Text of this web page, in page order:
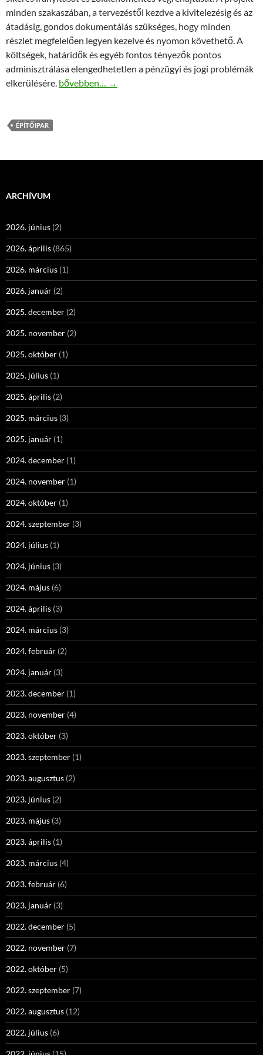
minden szakaszában, a tervezéstől kezdve a kivitelezésig és az
átadásig, gondos dokumentálás szükséges, hogy minden
részlet megfelelően legyen kezelve és nyomon követhető. A
költségek, határidők és egyéb fontos tényezők pontos
adminisztrálása elengedhetetlen a pénzügyi és jogi problémák
elkerülésére. Építőipari beruházások lebonyolítása: A siker
bővebben… →
ÉPÍTŐIPAR
ARCHÍVUM
2026. június (2)
2026. április (865)
2026. március (1)
2026. január (2)
2025. december (2)
2025. november (2)
2025. október (1)
2025. július (1)
2025. április (2)
2025. március (3)
2025. január (1)
2024. december (1)
2024. november (1)
2024. október (1)
2024. szeptember (3)
2024. július (1)
2024. június (3)
2024. május (6)
2024. április (3)
2024. március (3)
2024. február (2)
2024. január (3)
2023. december (1)
2023. november (4)
2023. október (3)
2023. szeptember (1)
2023. augusztus (2)
2023. június (2)
2023. május (3)
2023. április (1)
2023. március (4)
2023. február (6)
2023. január (3)
2022. december (5)
2022. november (7)
2022. október (5)
2022. szeptember (7)
2022. augusztus (12)
2022. július (6)